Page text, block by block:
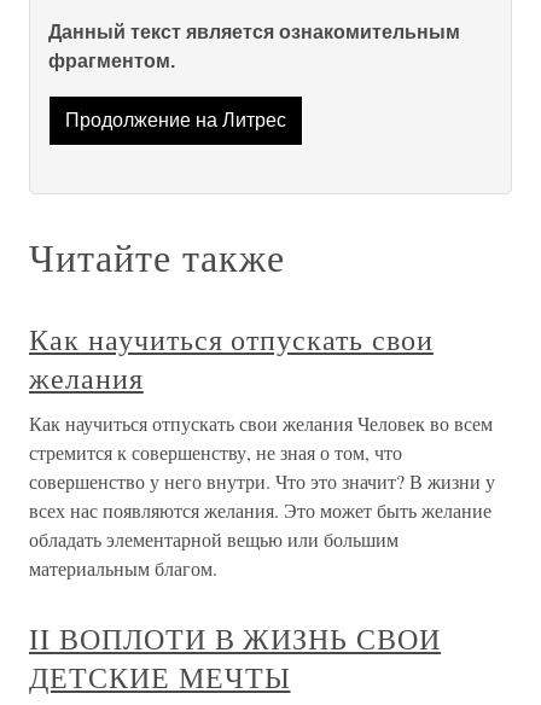
Данный текст является ознакомительным
фрагментом.
Продолжение на Литрес
Читайте также
Как научиться отпускать свои
желания
Как научиться отпускать свои желания Человек во всем
стремится к совершенству, не зная о том, что
совершенство у него внутри. Что это значит? В жизни у
всех нас появляются желания. Это может быть желание
обладать элементарной вещью или большим
материальным благом.
II ВОПЛОТИ В ЖИЗНЬ СВОИ
ДЕТСКИЕ МЕЧТЫ